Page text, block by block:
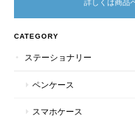
詳しくは商品
CATEGORY
ステーショナリー
ペンケース
スマホケース